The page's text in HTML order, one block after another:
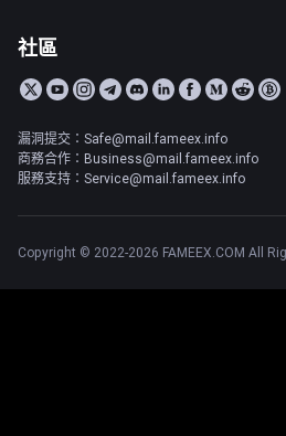
社區
漏洞提交：Safe@mail.fameex.info
商務合作：Business@mail.fameex.info
服務支持：Service@mail.fameex.info
Copyright © 2022-2026 FAMEEX.COM All